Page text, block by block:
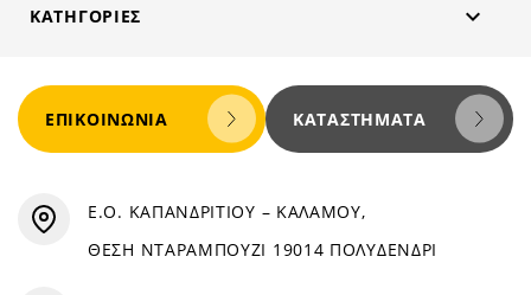
ΚΑΤΗΓΟΡΊΕΣ 
ΕΠΙΚΟΙΝΩΝΊΑ ΚΑΤΑΣΤΉΜΑΤΑ
Ε.Ο. ΚΑΠΑΝΔΡΙΤΙΟΥ – ΚΑΛΑΜΟΥ,
ΘΕΣΗ ΝΤΑΡΑΜΠΟΥΖΙ 19014 ΠΟΛΥΔΕΝΔΡΙ